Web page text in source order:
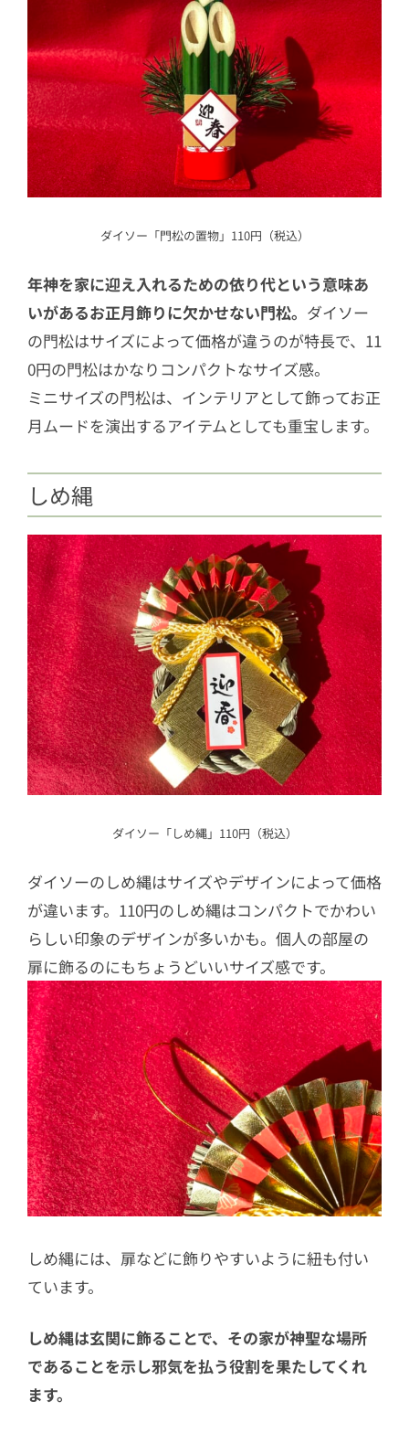
ダイソー「門松の置物」110円（税込）
年神を家に迎え入れるための依り代という意味あ
いがあるお正月飾りに欠かせない門松。 ダイソー
の門松はサイズによって価格が違うのが特長で、11
0円の門松はかなりコンパクトなサイズ感。
ミニサイズの門松は、インテリアとして飾ってお正
月ムードを演出するアイテムとしても重宝します。
しめ縄
ダイソー「しめ縄」110円（税込）
ダイソーのしめ縄はサイズやデザインによって価格
が違います。110円のしめ縄はコンパクトでかわい
らしい印象のデザインが多いかも。個人の部屋の
扉に飾るのにもちょうどいいサイズ感です。
しめ縄には、扉などに飾りやすいように紐も付い
ています。
しめ縄は玄関に飾ることで、その家が神聖な場所
であることを示し邪気を払う役割を果たしてくれ
ます。